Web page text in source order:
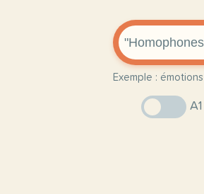
Exemple :
A1